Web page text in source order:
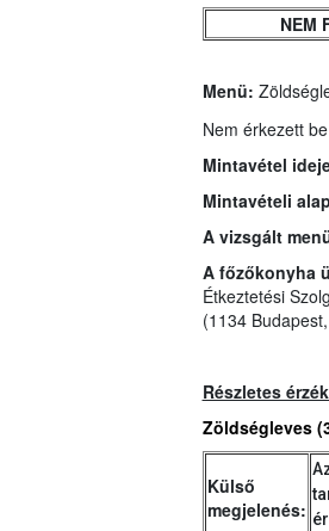
NEM
Menü:
Nem érkezett
Mintavétel
Mintavételi
A vizsgált
A főzőkonyha
Étkeztetési
(1134
Részletes
Zöldségleves
Külső
megjelenés: